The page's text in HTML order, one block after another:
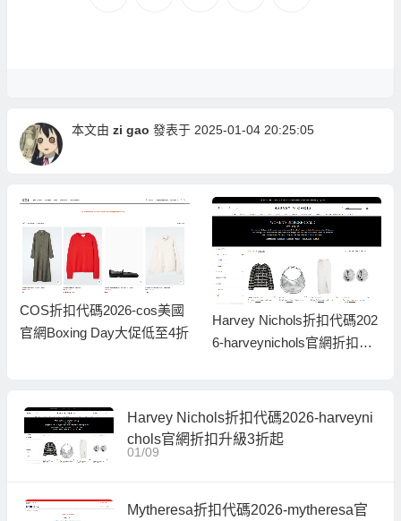
本文由 zi gao 發表于 2025-01-04 20:25:05
COS折扣代碼2026-cos美國
官網Boxing Day大促低至4折
Harvey Nichols折扣代碼202
6-harveynichols官網折扣升
Harvey Nichols折扣代碼2026-harveyni
chols官網折扣升級3折起
01/09
Mytheresa折扣代碼2026-mytheresa官